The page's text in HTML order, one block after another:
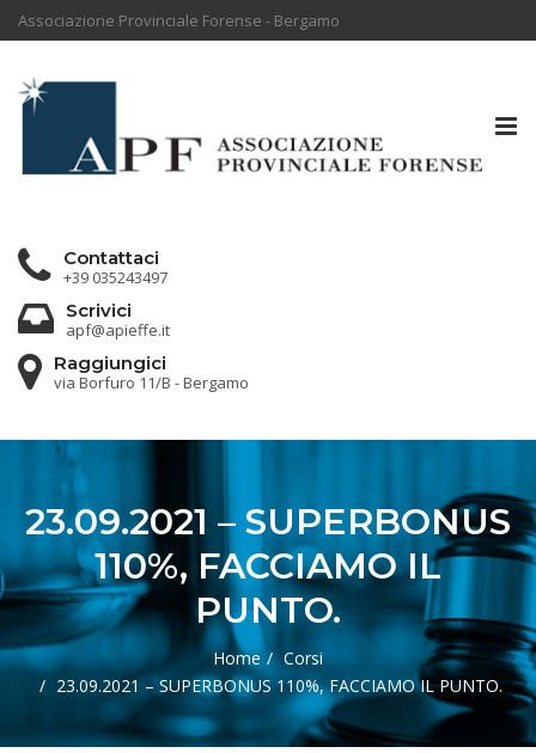
Associazione Provinciale Forense - Bergamo
Contattaci
+39 035243497
Scrivici
apf@apieffe.it
Raggiungici
via Borfuro 11/B - Bergamo
23.09.2021 – SUPERBONUS
110%, FACCIAMO IL
PUNTO.
Home
Corsi
23.09.2021 – SUPERBONUS 110%, FACCIAMO IL PUNTO.